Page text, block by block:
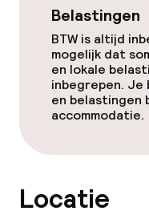
Entertainment
Gratis wifi
TV lounge
Restaurant
Belastingen
BTW is altijd
mogelijk dat
en lokale
inbegrepen.
en belastingen
accommodatie.
Locatie